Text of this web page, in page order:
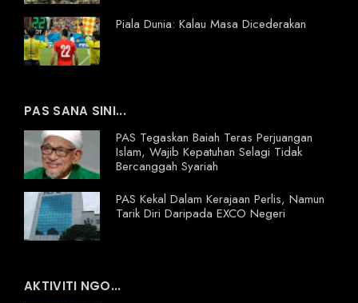
Piala Dunia: Kalau Masa Dicederakan
PAS SANA SINI...
PAS Tegaskan Baiah Teras Perjuangan
Islam, Wajib Kepatuhan Selagi Tidak
Bercanggah Syariah
PAS Kekal Dalam Kerajaan Perlis, Namun
Tarik Diri Daripada EXCO Negeri
AKTIVITI NGO...